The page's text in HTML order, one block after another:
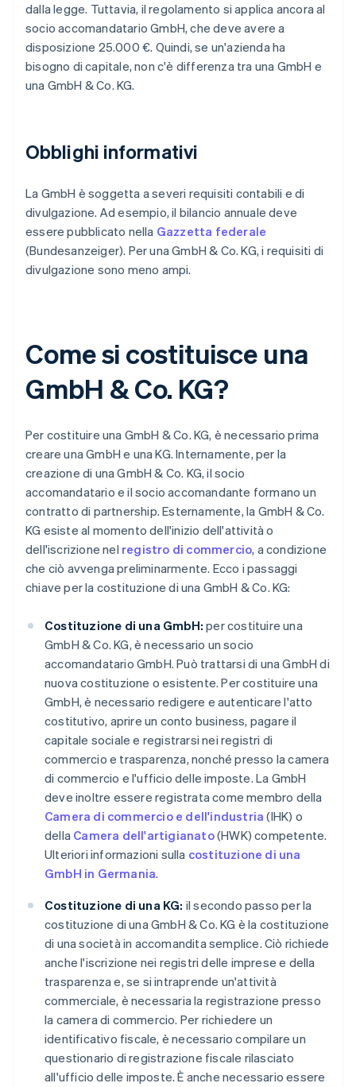
dalla legge. Tuttavia, il regolamento si applica ancora al
socio accomandatario GmbH, che deve avere a
disposizione 25.000 €. Quindi, se un'azienda ha
bisogno di capitale, non c'è differenza tra una GmbH e
una GmbH & Co. KG.
Obblighi informativi
La GmbH è soggetta a severi requisiti contabili e di
divulgazione. Ad esempio, il bilancio annuale deve
essere pubblicato nella Gazzetta federale
(Bundesanzeiger). Per una GmbH & Co. KG, i requisiti di
divulgazione sono meno ampi.
Come si costituisce una
GmbH & Co. KG?
Per costituire una GmbH & Co. KG, è necessario prima
creare una GmbH e una KG. Internamente, per la
creazione di una GmbH & Co. KG, il socio
accomandatario e il socio accomandante formano un
contratto di partnership. Esternamente, la GmbH & Co.
KG esiste al momento dell'inizio dell'attività o
dell'iscrizione nel registro di commercio, a condizione
che ciò avvenga preliminarmente. Ecco i passaggi
chiave per la costituzione di una GmbH & Co. KG:
Costituzione di una GmbH: per costituire una
GmbH & Co. KG, è necessario un socio
accomandatario GmbH. Può trattarsi di una GmbH di
nuova costituzione o esistente. Per costituire una
GmbH, è necessario redigere e autenticare l'atto
costitutivo, aprire un conto business, pagare il
capitale sociale e registrarsi nei registri di
commercio e trasparenza, nonché presso la camera
di commercio e l'ufficio delle imposte. La GmbH
deve inoltre essere registrata come membro della
Camera di commercio e dell'industria (IHK) o
della Camera dell'artigianato(HWK) competente.
Ulteriori informazioni sulla costituzione di una
GmbH in Germania.
Costituzione di una KG: il secondo passo per la
costituzione di una GmbH & Co. KG è la costituzione
di una società in accomandita semplice. Ciò richiede
anche l'iscrizione nei registri delle imprese e della
trasparenza e, se si intraprende un'attività
commerciale, è necessaria la registrazione presso
la camera di commercio. Per richiedere un
identificativo fiscale, è necessario compilare un
questionario di registrazione fiscale rilasciato
all'ufficio delle imposte. È anche necessario essere